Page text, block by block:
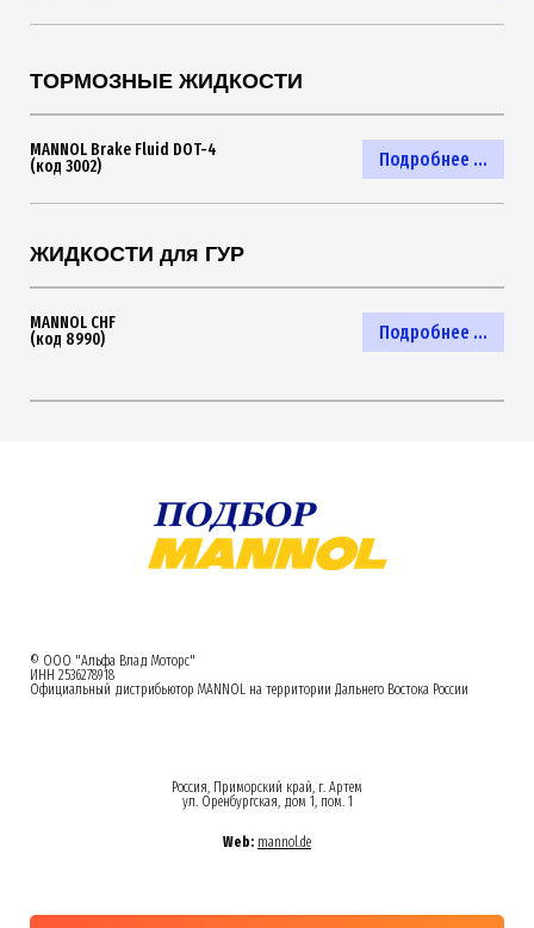
ТОРМОЗНЫЕ ЖИДКОСТИ
Подробнее ...
MANNOL Brake Fluid DOT-4
(код 3002)
ЖИДКОСТИ для ГУР
Подробнее ...
MANNOL CHF
(код 8990)
© ООО "Альфа Влад Моторс"
ИНН 2536278918
Официальный дистрибьютор MANNOL на территории Дальнего Востока России
Россия, Приморский край, г. Артем
ул. Оренбургская, дом 1, пом. 1
Web: mannol.de